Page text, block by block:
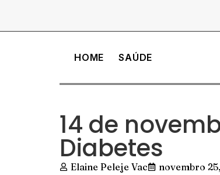
HOME SAÚDE
14 de
Diabetes
Elaine Peleje Vac novembro